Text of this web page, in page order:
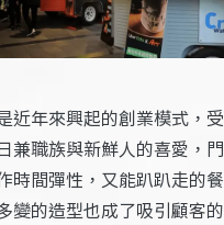
近年來興起的創業模式，受
兼職族與新鮮人的喜愛，門
時間彈性，又能趴趴走的餐
變的造型也成了吸引顧客的